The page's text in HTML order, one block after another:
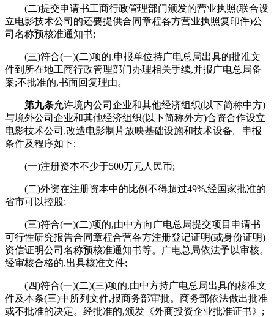
(二)提交申请书工商行政管理部门颁发的营业执照(联合设
立电影技术公司的还要提供合同章程各方营业执照复印件)公
司名称预核准通知书;
(三)符合(一)(二)项的,申报单位持广电总局出具的批准文
件到所在地工商行政管理部门办理相关手续,并报广电总局备
案;不批准的,书面回复理由。
第九条允许境内公司企业和其他经济组织(以下简称中方)
与境外公司企业和其他经济组织(以下简称外方)合资合作设立
电影技术公司,改造电影制片放映基础设施和技术设备。申报
条件及程序如下:
(一)注册资本不少于500万元人民币;
(二)外资在注册资本中的比例不得超过49%,经国家批准的
省市可以控股;
(三)符合(一)(二)项的,由中方向广电总局提交项目申请书
可行性研究报告合同章程合营各方注册登记证明(或身份证明)
资信证明公司名称预核准通知书等。广电总局依法予以审核。
经审核合格的,出具核准文件;
(四)符合(一)(二)(三)项的,由中方持广电总局出具的核准文
件及本条(三)中所列文件,报商务部审批。商务部依法做出批准
或不批准的决定。经批准的,颁发《外商投资企业批准证书》;